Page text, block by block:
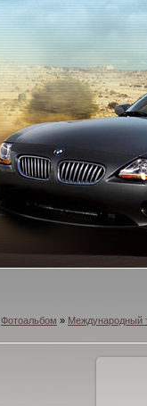
Фотоальбом » Международный
В